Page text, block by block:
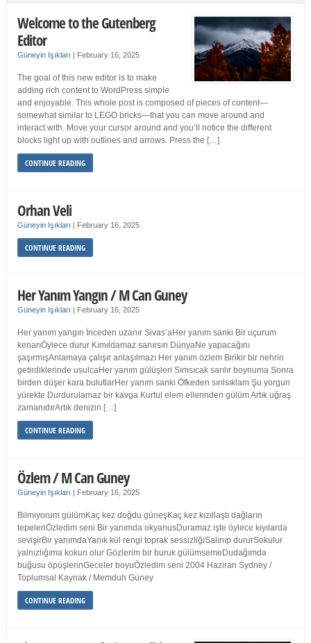
Welcome to the Gutenberg
Editor
Güneyin Işıkları | February 16, 2025
The goal of this new editor is to make
adding rich content to WordPress simple
and enjoyable. This whole post is composed of pieces of content—
somewhat similar to LEGO bricks—that you can move around and
interact with. Move your cursor around and you’ll notice the different
blocks light up with outlines and arrows. Press the […]
CONTINUE READING
Orhan Veli
Güneyin Işıkları | February 16, 2025
CONTINUE READING
Her Yanım Yangın / M Can Guney
Güneyin Işıkları | February 16, 2025
Her yanım yangın İnceden uzanır Sivas’aHer yanım sanki Bir uçurum
kenarıÖylece durur Kımıldamaz sanırsın DünyaNe yapacağını
şaşırmışAnlamaya çalışır anlaşılmazı Her yanım özlem Birikir bir nehrin
getirdiklerinde usulcaHer yanım gülüşleri Sımsıcak sarılır boynuma Sonra
birden düşer kara bulutlarHer yanım sanki Öfkeden sırılsıklam Şu yorgun
yürekte Durdurulamaz bir kavga Kurtul elem ellerinden gülüm Artık uğraş
zamanıdırArtık denizin […]
CONTINUE READING
Özlem / M Can Guney
Güneyin Işıkları | February 16, 2025
Bilmiyorum gülümKaç kez doğdu güneşKaç kez kızıllaştı dağların
tepeleriÖzledim seni Bir yanımda okyanusDuramaz işte öylece kıyılarda
sevişirBir yanımdaYanık kül rengi toprak sessizliğiSalınıp dururSokulur
yalnızlığıma kokun olur Gözlerim bir buruk gülümsemeDudağımda
buğusu öpüşlerinGeceler boyuÖzledim seni 2004 Haziran Sydney /
Toplumsal Kaynak / Memduh Güney
CONTINUE READING